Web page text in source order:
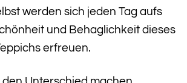
werden sich jeden Tag aufs
und Behaglichkeit dieses
erfreuen.